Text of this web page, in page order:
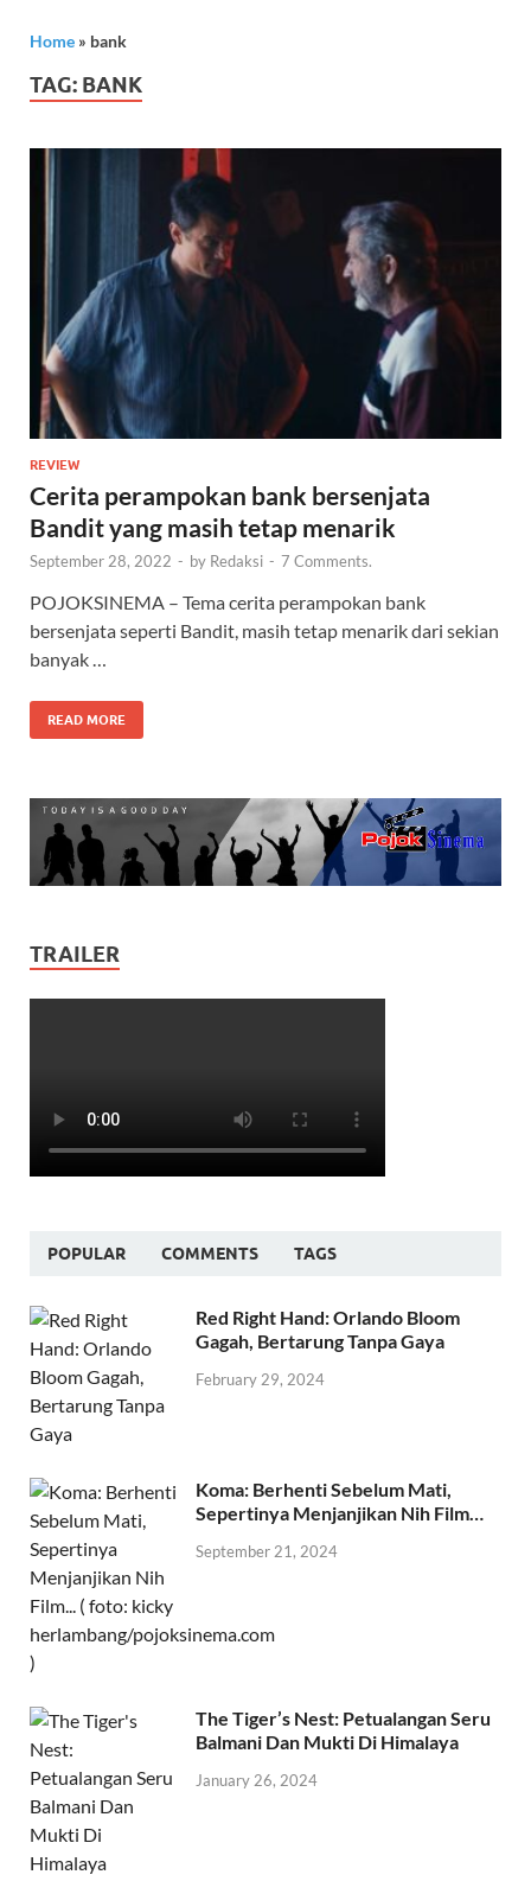
Home » bank
TAG: BANK
REVIEW
Cerita perampokan bank bersenjata
Bandit yang masih tetap menarik
September 28, 2022 - by Redaksi - 7 Comments.
POJOKSINEMA – Tema cerita perampokan bank
bersenjata seperti Bandit, masih tetap menarik dari sekian
banyak …
READ MORE
TRAILER
POPULAR COMMENTS TAGS
Red Right Hand: Orlando Bloom
Gagah, Bertarung Tanpa Gaya
February 29, 2024
Koma: Berhenti Sebelum Mati,
Sepertinya Menjanjikan Nih Film…
September 21, 2024
The Tiger’s Nest: Petualangan Seru
Balmani Dan Mukti Di Himalaya
January 26, 2024